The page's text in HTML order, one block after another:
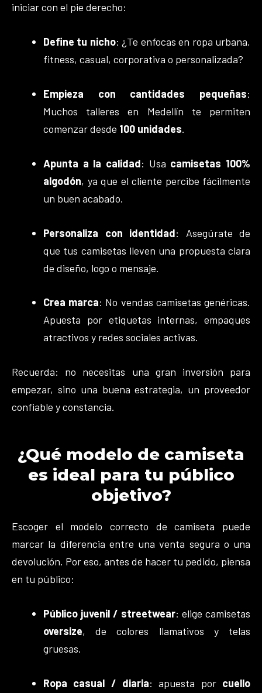
iniciar con el pie derecho:
Define tu nicho: ¿Te enfocas en ropa urbana,
fitness, casual, corporativa o personalizada?
Empieza con cantidades pequeñas:
Muchos talleres en Medellín te permiten
comenzar desde 100 unidades.
Apunta a la calidad: Usa camisetas 100%
algodón, ya que el cliente percibe fácilmente
un buen acabado.
Personaliza con identidad: Asegúrate de
que tus camisetas lleven una propuesta clara
de diseño, logo o mensaje.
Crea marca: No vendas camisetas genéricas.
Apuesta por etiquetas internas, empaques
atractivos y redes sociales activas.
Recuerda: no necesitas una gran inversión para
empezar, sino una buena estrategia, un proveedor
confiable y constancia.
¿Qué modelo de camiseta
es ideal para tu público
objetivo?
Escoger el modelo correcto de camiseta puede
marcar la diferencia entre una venta segura o una
devolución. Por eso, antes de hacer tu pedido, piensa
en tu público:
Público juvenil / streetwear: elige camisetas
oversize, de colores llamativos y telas
gruesas.
Ropa casual / diaria: apuesta por cuello